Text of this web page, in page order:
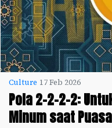
Culture 17 Feb 2026
Pola 2-2-2-2:
Minum saat Puasa
Update
Timnas
Indonesia
SKOR
SPECIAL
Video
Disclaimer
Tentang
Kami